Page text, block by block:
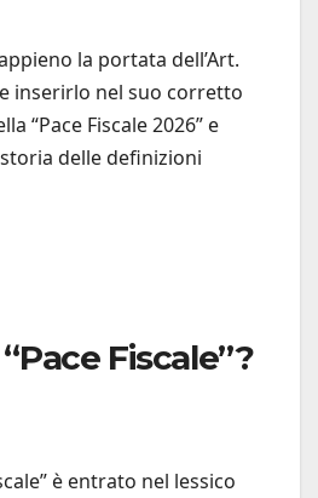
la portata dell’Art.
inserirlo nel suo corretto
“Pace Fiscale 2026” e
delle definizioni
“Pace Fiscale”?
è entrato nel lessico